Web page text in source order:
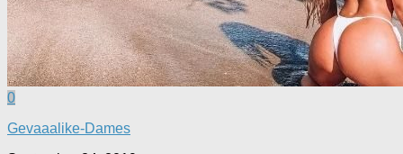
0
Gevaaalike-Dames